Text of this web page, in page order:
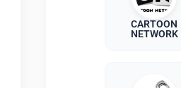
CARTOON
NETWORK